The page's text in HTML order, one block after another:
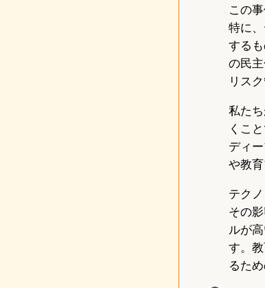
この
特に
する
の民
リス
私た
くこ
ディ
や教
テク
その
ルが
す。
るた